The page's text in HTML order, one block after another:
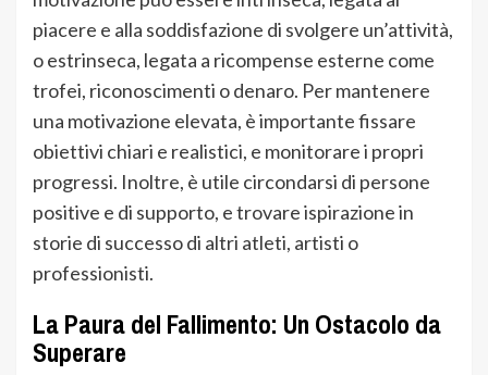
piacere e alla soddisfazione di svolgere un’attività,
o estrinseca, legata a ricompense esterne come
trofei, riconoscimenti o denaro. Per mantenere
una motivazione elevata, è importante fissare
obiettivi chiari e realistici, e monitorare i propri
progressi. Inoltre, è utile circondarsi di persone
positive e di supporto, e trovare ispirazione in
storie di successo di altri atleti, artisti o
professionisti.
La Paura del Fallimento: Un Ostacolo da
Superare